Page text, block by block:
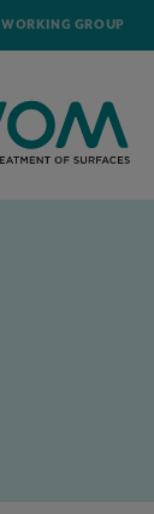
WORKING GROUP